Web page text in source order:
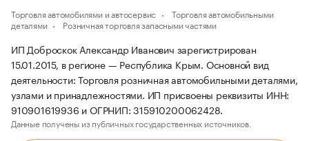
Торговля автомобилями и автосервис
Торговля автомобильными
деталями
Розничная торговля запасными частями
ИП Доброскок Александр Иванович зарегистрирован
15.01.2015, в регионе — Республика Крым. Основной вид
деятельности: Торговля розничная автомобильными деталями,
узлами и принадлежностями. ИП присвоены реквизиты ИНН:
910901619936 и ОГРНИП: 315910200062428.
Данные получены из публичных государственных источников.